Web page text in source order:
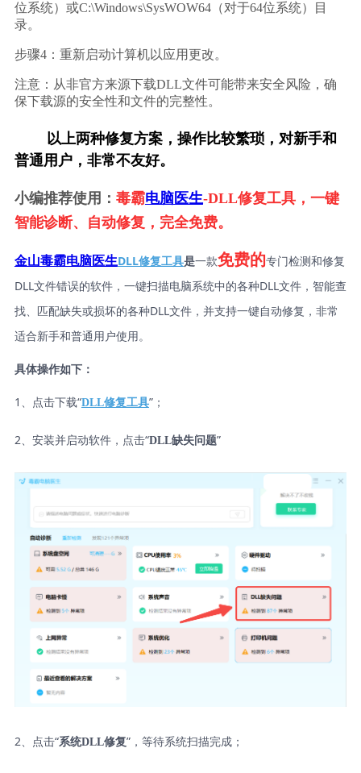
位系统）或C:\Windows\SysWOW64（对于64位系统）目
录。
步骤4：重新启动计算机以应用更改。
注意：从非官方来源下载DLL文件可能带来安全风险，确
保下载源的安全性和文件的完整性。
以上两种修复方案，操作比较繁琐，对新手和
普通用户，非常不友好。
小编推荐使用： 毒霸电脑医生-DLL修复工具，一键
智能诊断、自动修复，完全免费。
金山毒霸电脑医生DLL修复工具是一款免费的专门检测和修复
DLL文件错误的软件，一键扫描电脑系统中的各种DLL文件，智能查
找、匹配缺失或损坏的各种DLL文件，并支持一键自动修复，非常
适合新手和普通用户使用。
具体操作如下：
1、点击下载“DLL修复工具”；
2、安装并启动软件，点击“DLL缺失问题”
2、点击“系统DLL修复”，等待系统扫描完成；